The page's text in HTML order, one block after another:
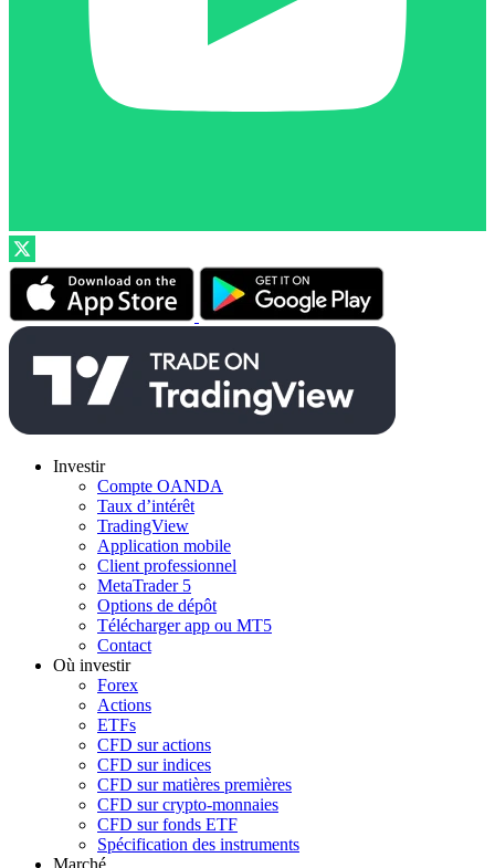
Investir
Compte OANDA
Taux d’intérêt
TradingView
Application mobile
Client professionnel
MetaTrader 5
Options de dépôt
Télécharger app ou MT5
Contact
Où investir
Forex
Actions
ETFs
CFD sur actions
CFD sur indices
CFD sur matières premières
CFD sur crypto-monnaies
CFD sur fonds ETF
Spécification des instruments
Marché